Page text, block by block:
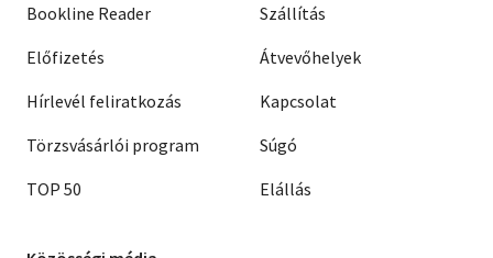
Bookline Reader
Előfizetés
Hírlevél feliratkozás
Törzsvásárlói program
TOP 50
Szállítás
Átvevőhelyek
Kapcsolat
Súgó
Elállás